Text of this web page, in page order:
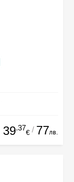
39.37
€ / 77лв.